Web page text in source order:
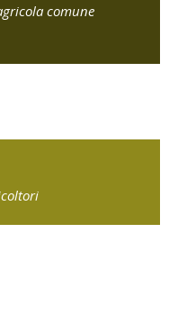
comune